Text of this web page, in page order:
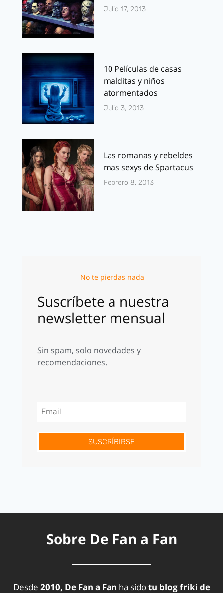
Julio 17, 2013
10 Películas de casas
malditas y niños
atormentados
Julio 3, 2013
Las romanas y rebeldes
mas sexys de Spartacus
Febrero 8, 2013
No te pierdas nada
Suscríbete a nuestra
newsletter mensual
Sin spam, solo novedades y
recomendaciones.
SUSCRÍBIRSE
Sobre De Fan a Fan
Desde 2010, De Fan a Fan ha sidotu blog friki de